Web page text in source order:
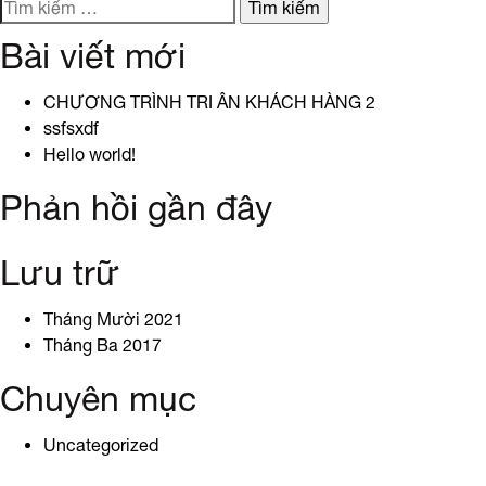
đỏ
hòa-
tiêu-
chất-
hướng
viết
kiếm
cho:
Bài viết mới
CHƯƠNG TRÌNH TRI ÂN KHÁCH HÀNG 2
ssfsxdf
Hello world!
Phản hồi gần đây
Lưu trữ
Tháng Mười 2021
Tháng Ba 2017
Chuyên mục
Uncategorized